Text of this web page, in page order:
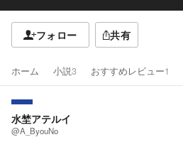
フォロー 共有
ホーム 小説3 おすすめレビュー1
水埜アテルイ
@A_ByouNo